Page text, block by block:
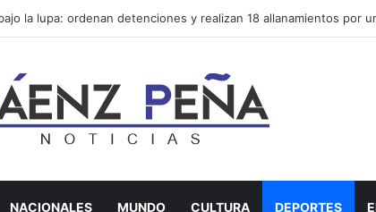
NACIONALES MUNDO CULTURA DEPORTES